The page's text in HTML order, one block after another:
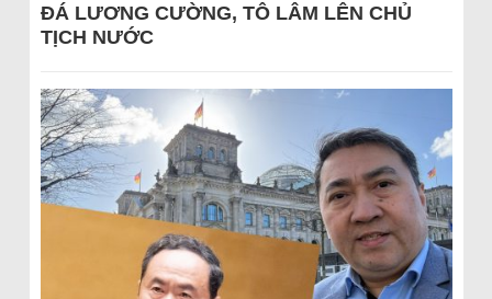
ĐÁ LƯƠNG CƯỜNG, TÔ LÂM LÊN CHỦ
TỊCH NƯỚC